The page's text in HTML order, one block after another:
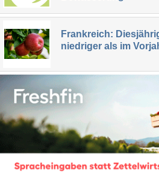
Frankreich:
niedriger als im